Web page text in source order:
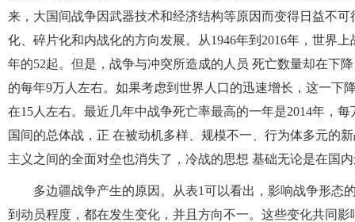
来，大国间战争因武器技术和经济结构等原因而变得日益不
化、碎片化和内战化的方向发展。从1946年到2016年，世界
年的52起。但是，战争与冲突所造成的人员 死亡数量却在下
的每年9万人左右。如果考虑到世界人口的迅速增长，这一下
在15人左右。最近几年中战争死亡率最高的一年是2014年，
国间的总体战，正 在被动机多样、规模不一、行为体多元的
主义之间的全面对垒也消失了，冷战的思想 基础无论是在国
多边疆战争产生的原因。从表1可以看出，影响战争形态
到动员程度，都在发生变化，并且方向不一。这些变化共同